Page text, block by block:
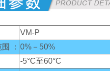
VM-P
： 0%－50%
-5°C至60°C